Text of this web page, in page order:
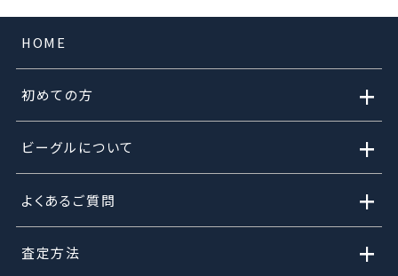
HOME
初めての方 +
ビーグルについて +
よくあるご質問 +
査定方法 +